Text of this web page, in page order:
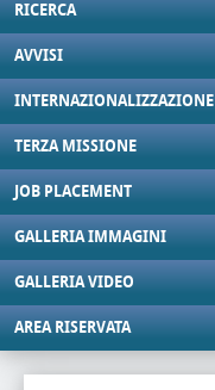
RICERCA
AVVISI
INTERNAZIONALIZZAZIONE
TERZA MISSIONE
JOB PLACEMENT
GALLERIA IMMAGINI
GALLERIA VIDEO
AREA RISERVATA